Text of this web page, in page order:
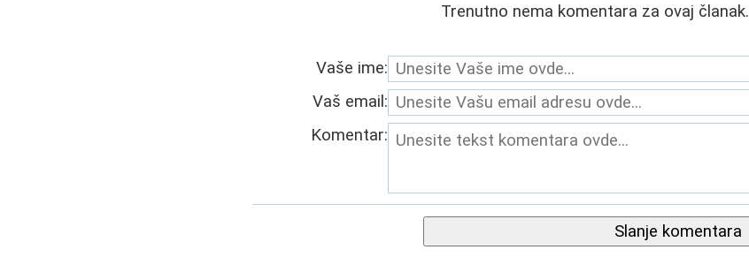
Trenutno nema komentara za ovaj članak.
Vaše ime:
Vaš email:
Komentar:
Slanje komentara